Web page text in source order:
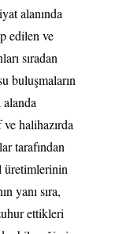
alanında
edilen ve
sıradan
buluşmaların
halihazırda
tarafından
üretimlerinin
yanı sıra,
ettikleri